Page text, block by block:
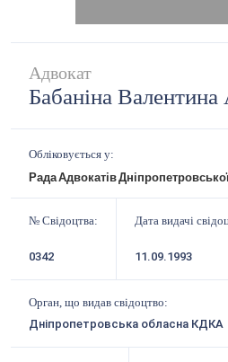
Адвокат
Бабаніна Валентина
Обліковується у:
Рада Адвокатів
№ Свідоцтва:
0342
Дата видачі
11.09.1993
Орган, що видав свідоцтво:
Дніпропетровська обласна КДКА